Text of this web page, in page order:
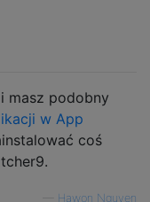
masz podobny
w App
coś
Hawon Nguyen